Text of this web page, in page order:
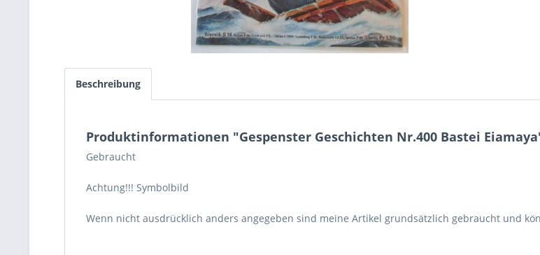
Beschreibung
Produktinformationen "Gespenster Geschichten Nr.400 Bastei
Gebraucht
Achtung!!! Symbolbild
Wenn nicht ausdrücklich anders angegeben sind meine Artikel grundsätzlich gebraucht und